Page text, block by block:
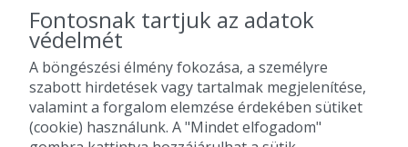
Fontosnak tartjuk az adatok
védelmét
A böngészési élmény fokozása, a személyre
szabott hirdetések vagy tartalmak megjelenítése,
valamint a forgalom elemzése érdekében sütiket
(cookie) használunk. A "Mindet elfogadom"